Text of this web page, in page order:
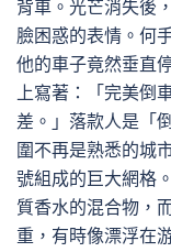
背車。光芒消失後
臉困惑的表情。何
他的車子竟然垂直
上寫著：「完美倒
差。」落款人是「
圍不再是熟悉的城
號組成的巨大網格
質香水的混合物，
重，有時像漂浮在